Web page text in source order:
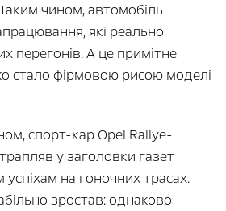
чином, автомобіль
які реально
перегонів. А це примітне
стало фірмовою рисою моделі
спорт-кар Opel Rallye-
у заголовки газет
на гоночних трасах.
зростав: однаково